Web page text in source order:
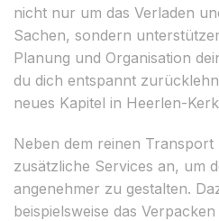
nicht nur um das Verladen
Sachen, sondern
Planung und Organisation
du dich entspannt
neues Kapitel in Heerlen-
Neben dem reinen Transport
zusätzliche Services an, um
angenehmer zu gestalten.
beispielsweise das